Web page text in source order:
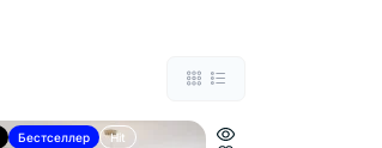
Бестселлер Hit